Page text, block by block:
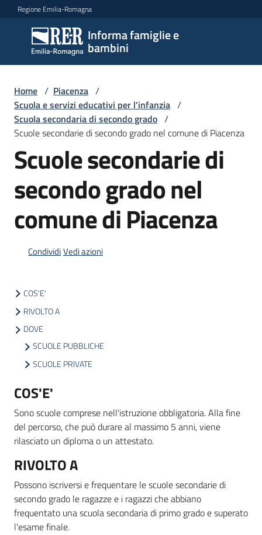
Vai al contenuto
Vai alla navigazione
Vai al footer
Regione Emilia-Romagna
Informa famiglie e
bambini
Informa
famiglie
e
bambini
Argomenti
Servizi
Centri
per
famiglie
locali
Newsletter
Home / Piacenza /
Scuola e servizi educativi per l'infanzia /
Scuola secondaria di secondo grado /
Scuole secondarie di secondo grado nel comune di Piacenza
Scuole secondarie di
secondo grado nel
comune di Piacenza
CondividiVedi azioni
COS'E'
RIVOLTO A
DOVE
SCUOLE PUBBLICHE
SCUOLE PRIVATE
COS'E'
Sono scuole comprese nell'istruzione obbligatoria. Alla fine
del percorso, che può durare al massimo 5 anni, viene
rilasciato un diploma o un attestato.
RIVOLTO A
Possono iscriversi e frequentare le scuole secondarie di
secondo grado le ragazze e i ragazzi che abbiano
frequentato una scuola secondaria di primo grado e superato
l'esame finale.